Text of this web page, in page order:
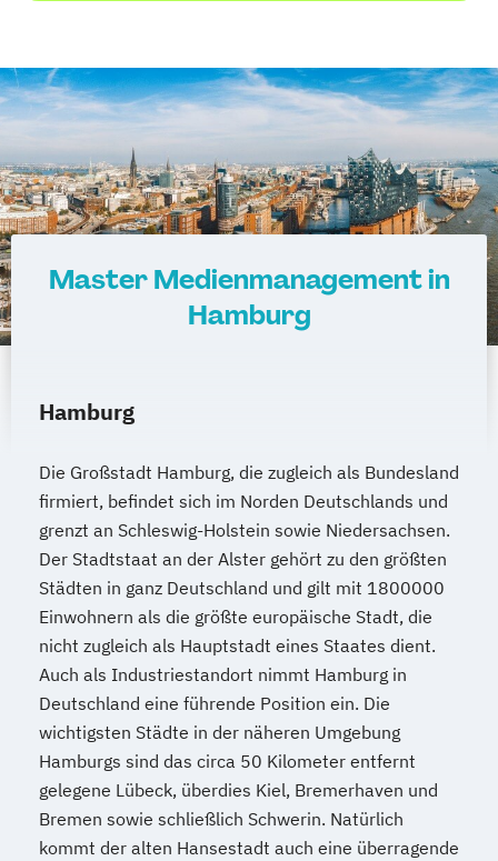
Master Medienmanagement in
Hamburg
Hamburg
Die Großstadt Hamburg, die zugleich als Bundesland
firmiert, befindet sich im Norden Deutschlands und
grenzt an Schleswig-Holstein sowie Niedersachsen.
Der Stadtstaat an der Alster gehört zu den größten
Städten in ganz Deutschland und gilt mit 1800000
Einwohnern als die größte europäische Stadt, die
nicht zugleich als Hauptstadt eines Staates dient.
Auch als Industriestandort nimmt Hamburg in
Deutschland eine führende Position ein. Die
wichtigsten Städte in der näheren Umgebung
Hamburgs sind das circa 50 Kilometer entfernt
gelegene Lübeck, überdies Kiel, Bremerhaven und
Bremen sowie schließlich Schwerin. Natürlich
kommt der alten Hansestadt auch eine überragende